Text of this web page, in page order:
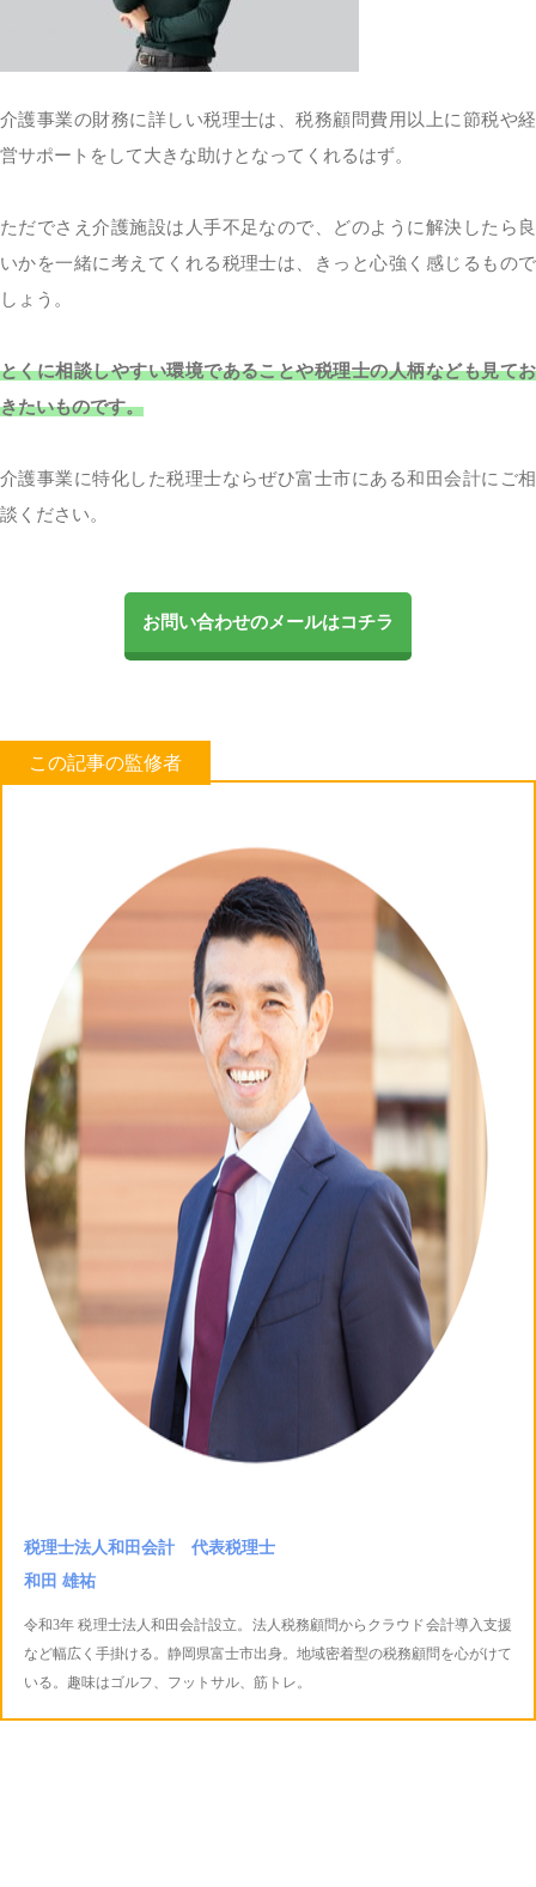
介護事業の財務に詳しい税理士は、税務顧問費用以上に節税や経
営サポートをして大きな助けとなってくれるはず。
ただでさえ介護施設は人手不足なので、どのように解決したら良
いかを一緒に考えてくれる税理士は、きっと心強く感じるもので
しょう。
とくに相談しやすい環境であることや税理士の人柄なども見てお
きたいものです。
介護事業に特化した税理士ならぜひ富士市にある和田会計にご相
談ください。
お問い合わせのメールはコチラ
税理士法人和田会計 代表税理士
和田 雄祐
令和3年 税理士法人和田会計設立。法人税務顧問からクラウド会計導入支援
など幅広く手掛ける。静岡県富士市出身。地域密着型の税務顧問を心がけて
いる。趣味はゴルフ、フットサル、筋トレ。